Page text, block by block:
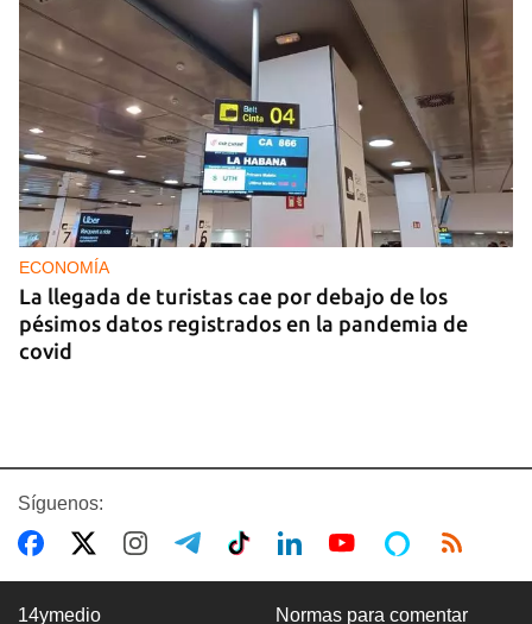
ECONOMÍA
La llegada de turistas cae por debajo de los
pésimos datos registrados en la pandemia de
covid
Síguenos:
14ymedio Normas para comentar